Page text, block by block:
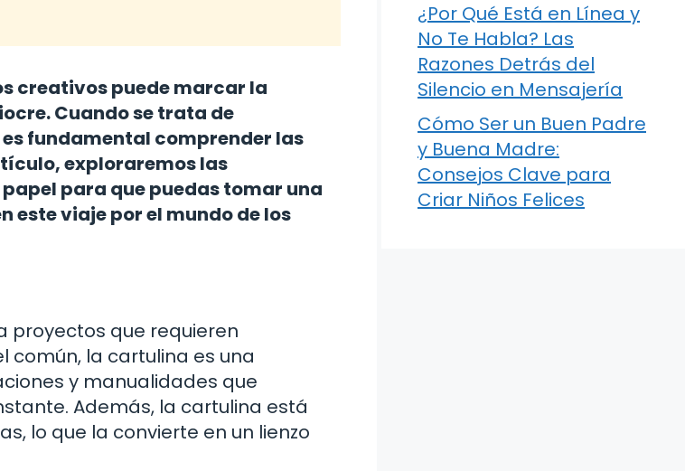
creativos puede marcar la
Cuando se trata de
fundamental comprender las
exploraremos las
para que puedas tomar una
este viaje por el mundo de los
proyectos que requieren
común, la cartulina es una
y manualidades que
Además, la cartulina está
lo que la convierte en un lienzo
¿Por Qué Está en Línea y
No Te Habla? Las
Razones Detrás del
Silencio en Mensajería
Cómo Ser un Buen Padre
y Buena Madre:
Consejos Clave para
Criar Niños Felices